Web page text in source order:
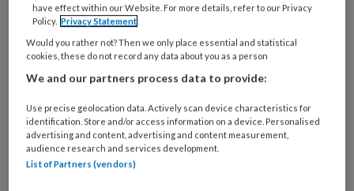
REGISTREREN
Wil je dit artikel lezen?
artikelen gratis per maand
Al een account of abonnement?
have effect within our Website. For more details, refer to our Privacy
Policy. Privacy Statement
Would you rather not? Then we only place essential and statistical
cookies, these do not record any data about you as a person
We and our partners process data to provide:
Use precise geolocation data. Actively scan device characteristics for
identification. Store and/or access information on a device. Personalised
advertising and content, advertising and content measurement,
audience research and services development.
List of Partners (vendors)